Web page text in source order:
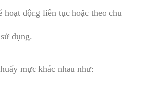
động liên tục hoặc theo chu
dụng.
mực khác nhau như: